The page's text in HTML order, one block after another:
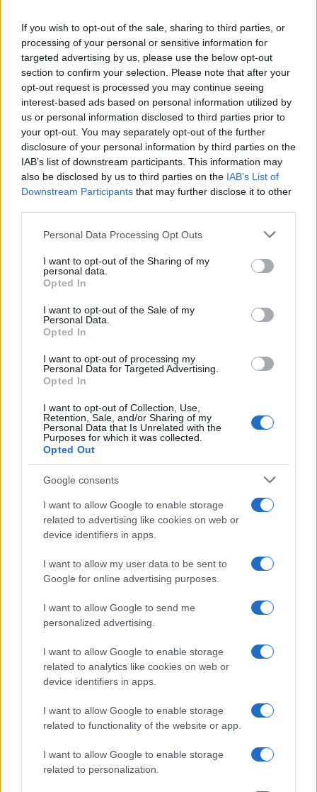
If you wish to opt-out of the sale, sharing to third parties, or
processing of your personal or sensitive information for
targeted advertising by us, please use the below opt-out
section to confirm your selection. Please note that after your
opt-out request is processed you may continue seeing
interest-based ads based on personal information utilized by
us or personal information disclosed to third parties prior to
your opt-out. You may separately opt-out of the further
disclosure of your personal information by third parties on the
IAB’s list of downstream participants. This information may
also be disclosed by us to third parties on the IAB’s List of
Downstream Participants that may further disclose it to other
Please note that this website/app uses one or more Google
not limited to your visit or usage behaviour. You may click to
grant or deny consent to Google and its third-party tags to
use your data for below specified purposes in below Google
consent section.
Personal Data Processing Opt Outs
I want to opt-out of the Sharing of my
personal data.
Opted In
I want to opt-out of the Sale of my
Personal Data.
Opted In
I want to opt-out of processing my
Personal Data for Targeted Advertising.
Opted In
I want to opt-out of Collection, Use,
Retention, Sale, and/or Sharing of my
Personal Data that Is Unrelated with the
Purposes for which it was collected.
Opted Out
Google consents
I want to allow Google to enable storage
related to advertising like cookies on web or
device identifiers in apps.
I want to allow my user data to be sent to
Google for online advertising purposes.
I want to allow Google to send me
personalized advertising.
I want to allow Google to enable storage
related to analytics like cookies on web or
device identifiers in apps.
I want to allow Google to enable storage
related to functionality of the website or app.
I want to allow Google to enable storage
related to personalization.
Sigue leyendo
CRIPTOMONEDAS
Cotización de criptomonedas: evolución y perspectivas en 2026
Diego Martín · 8 Ago 2026
CRIPTOMONEDAS
Cotización de Bitcoin hoy: análisis del mercado y tendencias
FINANCIACIÓN